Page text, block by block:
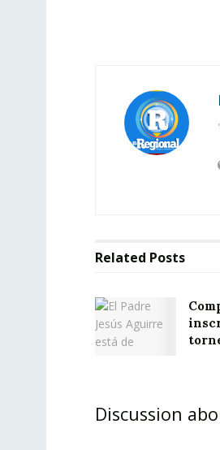
Related Posts
Discussion